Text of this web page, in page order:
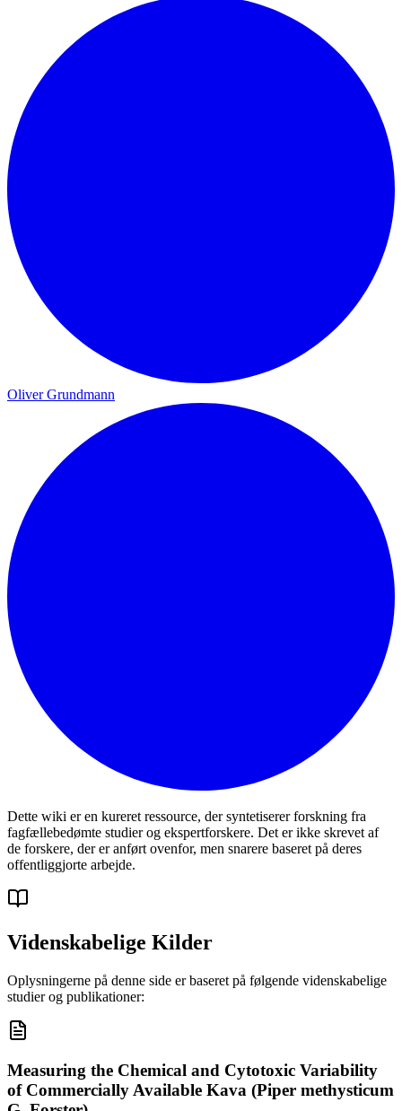
Oliver Grundmann
Dette wiki er en kureret ressource, der syntetiserer forskning fra
fagfællebedømte studier og ekspertforskere. Det er ikke skrevet af
de forskere, der er anført ovenfor, men snarere baseret på deres
offentliggjorte arbejde.
Videnskabelige Kilder
Oplysningerne på denne side er baseret på følgende videnskabelige
studier og publikationer:
Measuring the Chemical and Cytotoxic Variability
of Commercially Available Kava (Piper methysticum